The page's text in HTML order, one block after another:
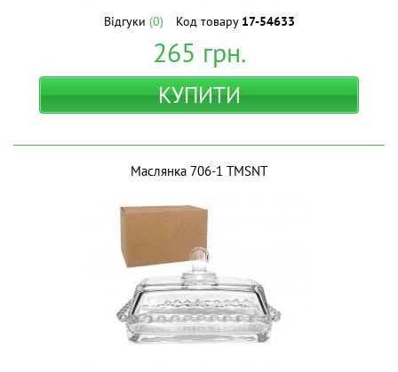
Відгуки (0) Код товару 17-54633
265 грн.
КУПИТИ
Маслянка 706-1 ТМSNT